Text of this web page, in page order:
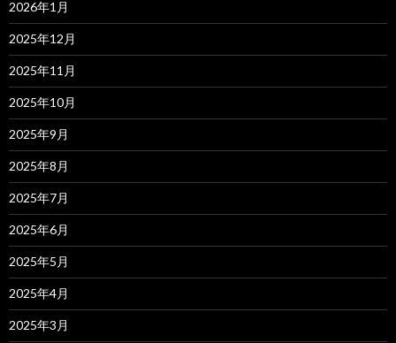
2026年1月
2025年12月
2025年11月
2025年10月
2025年9月
2025年8月
2025年7月
2025年6月
2025年5月
2025年4月
2025年3月